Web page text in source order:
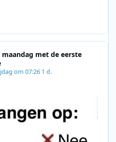
maandag met de eerste
om 07:26 1 d.